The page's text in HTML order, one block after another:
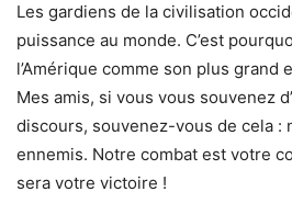
Les gardiens de la civilisation
puissance au monde. C’est
l’Amérique comme son plus grand
Mes amis, si vous vous souvenez
discours, souvenez-vous de cela :
ennemis. Notre combat est votre
sera votre victoire !